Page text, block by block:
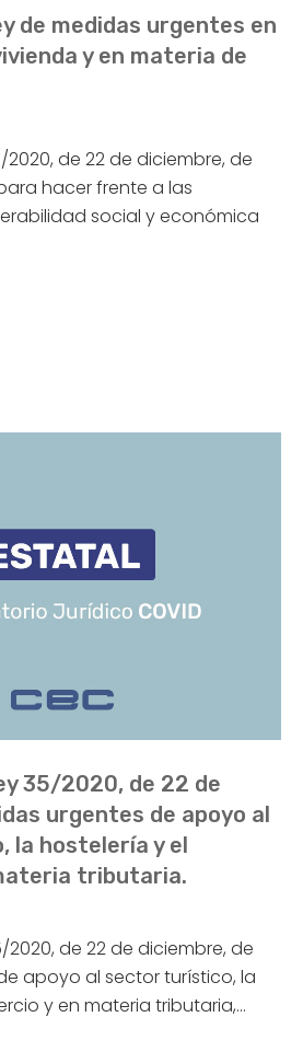
de medidas urgentes en
y en materia de
de 22 de diciembre, de
hacer frente a las
social y económica
35/2020, de 22 de
urgentes de apoyo al
la hostelería y el
tributaria.
de 22 de diciembre, de
apoyo al sector turístico, la
y en materia tributaria,…